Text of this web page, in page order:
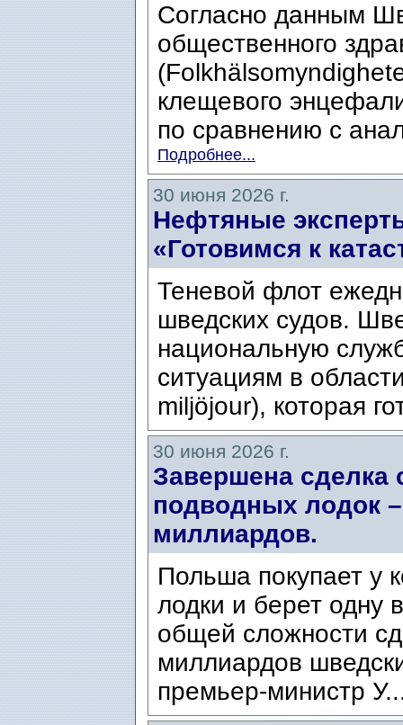
Согласно данным
общественного
клещевого
по сравнению с
Подробнее...
30 июня 2026 г.
Нефтяные
«Готовимся к
Теневой флот
шведских судов.
национальную
ситуациям в
miljöjour), которая
30 июня 2026 г.
Завершена сделка
подводных лодок
миллиардов.
Польша покупает у
лодки и берет одну
общей сложности
миллиардов
премьер-министр